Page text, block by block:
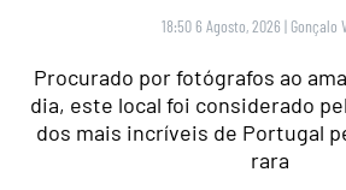
18:50 6 Agosto, 2026 | Gonçalo
Procurado por fotógrafos ao
dia, este local foi considerado
dos mais incríveis de Portugal
rara